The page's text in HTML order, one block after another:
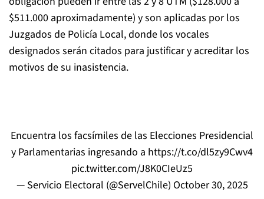
$511.000 aproximadamente) y son aplicadas por los
Juzgados de Policía Local, donde los vocales
designados serán citados para justificar y acreditar los
motivos de su inasistencia.
Encuentra los facsímiles de las Elecciones Presidencial
y Parlamentarias ingresando a https://t.co/dl5zy9Cwv4
pic.twitter.com/J8K0CIeUz5
— Servicio Electoral (@ServelChile) October 30, 2025